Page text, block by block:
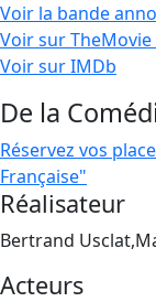
Voir la bande
Voir sur
Voir sur IMDb
De la
Réservez vos
Française"
Réalisateur
Bertrand
Acteurs